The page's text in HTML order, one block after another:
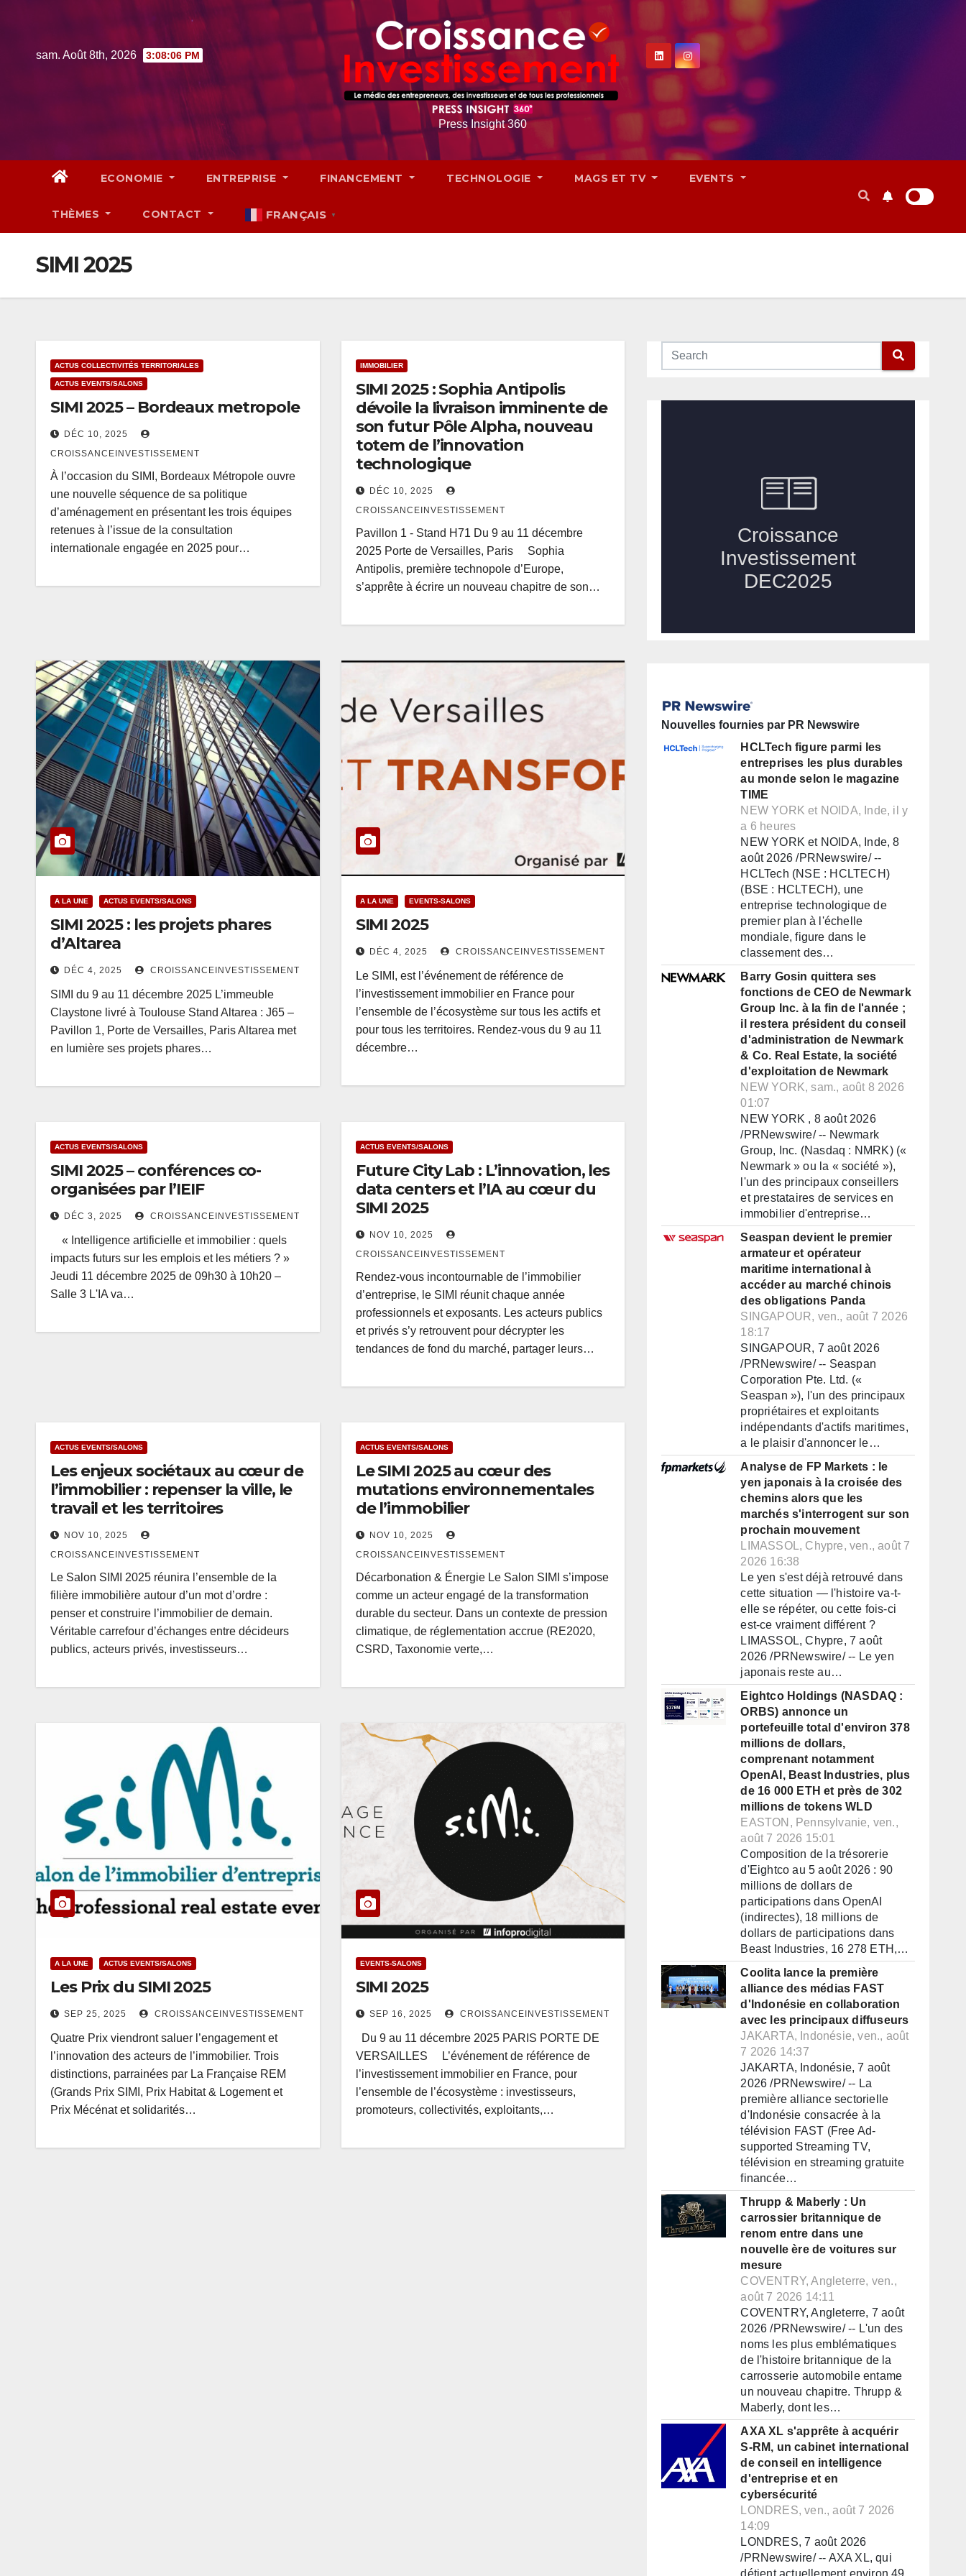
contentsam. Août 8th, 2026 3:08:07 PM
Press Insight 360
ECONOMIE ENTREPRISE FINANCEMENT TECHNOLOGIE MAGS ET TV EVENTS
THÈMES CONTACT FRANÇAIS ▼
SIMI 2025
ACTUS COLLECTIVITÉS TERRITORIALES
ACTUS EVENTS/SALONS
SIMI 2025 – Bordeaux metropole
DÉC 10, 2025
CROISSANCEINVESTISSEMENT
À l’occasion du SIMI, Bordeaux Métropole ouvre
une nouvelle séquence de sa politique
d’aménagement en présentant les trois équipes
retenues à l’issue de la consultation
internationale engagée en 2025 pour…
IMMOBILIER
SIMI 2025 : Sophia Antipolis
dévoile la livraison imminente de
son futur Pôle Alpha, nouveau
totem de l’innovation
technologique
DÉC 10, 2025
CROISSANCEINVESTISSEMENT
Pavillon 1 - Stand H71 Du 9 au 11 décembre
2025 Porte de Versailles, Paris Sophia
Antipolis, première technopole d’Europe,
s’apprête à écrire un nouveau chapitre de son…
A LA UNE ACTUS EVENTS/SALONS
SIMI 2025 : les projets phares
d’Altarea
DÉC 4, 2025 CROISSANCEINVESTISSEMENT
SIMI du 9 au 11 décembre 2025 L’immeuble
Claystone livré à Toulouse Stand Altarea : J65 –
Pavillon 1, Porte de Versailles, Paris Altarea met
en lumière ses projets phares…
A LA UNE EVENTS-SALONS
SIMI 2025
DÉC 4, 2025 CROISSANCEINVESTISSEMENT
Le SIMI, est l’événement de référence de
l’investissement immobilier en France pour
l’ensemble de l’écosystème sur tous les actifs et
pour tous les territoires. Rendez-vous du 9 au 11
décembre…
ACTUS EVENTS/SALONS
SIMI 2025 – conférences co-
organisées par l’IEIF
DÉC 3, 2025 CROISSANCEINVESTISSEMENT
« Intelligence artificielle et immobilier : quels
impacts futurs sur les emplois et les métiers ? »
Jeudi 11 décembre 2025 de 09h30 à 10h20 –
Salle 3 L'IA va…
ACTUS EVENTS/SALONS
Future City Lab : L’innovation, les
data centers et l’IA au cœur du
SIMI 2025
NOV 10, 2025
CROISSANCEINVESTISSEMENT
Rendez-vous incontournable de l’immobilier
d’entreprise, le SIMI réunit chaque année
professionnels et exposants. Les acteurs publics
et privés s’y retrouvent pour décrypter les
tendances de fond du marché, partager leurs…
ACTUS EVENTS/SALONS
Les enjeux sociétaux au cœur de
l’immobilier : repenser la ville, le
travail et les territoires
NOV 10, 2025
CROISSANCEINVESTISSEMENT
Le Salon SIMI 2025 réunira l’ensemble de la
filière immobilière autour d’un mot d’ordre :
penser et construire l’immobilier de demain.
Véritable carrefour d’échanges entre décideurs
publics, acteurs privés, investisseurs…
ACTUS EVENTS/SALONS
Le SIMI 2025 au cœur des
mutations environnementales
de l’immobilier
NOV 10, 2025
CROISSANCEINVESTISSEMENT
Décarbonation & Énergie Le Salon SIMI s’impose
comme un acteur engagé de la transformation
durable du secteur. Dans un contexte de pression
climatique, de réglementation accrue (RE2020,
CSRD, Taxonomie verte,…
A LA UNE ACTUS EVENTS/SALONS
Les Prix du SIMI 2025
SEP 25, 2025 CROISSANCEINVESTISSEMENT
Quatre Prix viendront saluer l’engagement et
l’innovation des acteurs de l’immobilier. Trois
distinctions, parrainées par La Française REM
(Grands Prix SIMI, Prix Habitat & Logement et
Prix Mécénat et solidarités…
EVENTS-SALONS
SIMI 2025
SEP 16, 2025 CROISSANCEINVESTISSEMENT
Du 9 au 11 décembre 2025 PARIS PORTE DE
VERSAILLES L’événement de référence de
l’investissement immobilier en France, pour
l’ensemble de l’écosystème : investisseurs,
promoteurs, collectivités, exploitants,…
Nouvelles fournies par PR Newswire
HCLTech figure parmi les
entreprises les plus durables
au monde selon le magazine
TIME
NEW YORK et NOIDA, Inde, il y
a 6 heures
NEW YORK et NOIDA, Inde, 8
août 2026 /PRNewswire/ --
HCLTech (NSE : HCLTECH)
(BSE : HCLTECH), une
entreprise technologique de
premier plan à l'échelle
mondiale, figure dans le
classement des…
Barry Gosin quittera ses
fonctions de CEO de Newmark
Group Inc. à la fin de l'année ;
il restera président du conseil
d'administration de Newmark
& Co. Real Estate, la société
d'exploitation de Newmark
NEW YORK, sam., août 8 2026
01:07
NEW YORK , 8 août 2026
/PRNewswire/ -- Newmark
Group, Inc. (Nasdaq : NMRK) («
Newmark » ou la « société »),
l'un des principaux conseillers
et prestataires de services en
immobilier d'entreprise…
Seaspan devient le premier
armateur et opérateur
maritime international à
accéder au marché chinois
des obligations Panda
SINGAPOUR, ven., août 7 2026
18:17
SINGAPOUR, 7 août 2026
/PRNewswire/ -- Seaspan
Corporation Pte. Ltd. («
Seaspan »), l'un des principaux
propriétaires et exploitants
indépendants d'actifs maritimes,
a le plaisir d'annoncer le…
Analyse de FP Markets : le
yen japonais à la croisée des
chemins alors que les
marchés s'interrogent sur son
prochain mouvement
LIMASSOL, Chypre, ven., août 7
2026 16:38
Le yen s'est déjà retrouvé dans
cette situation — l'histoire va-t-
elle se répéter, ou cette fois-ci
est-ce vraiment différent ?
LIMASSOL, Chypre, 7 août
2026 /PRNewswire/ -- Le yen
japonais reste au…
Eightco Holdings (NASDAQ :
ORBS) annonce un
portefeuille total d'environ 378
millions de dollars,
comprenant notamment
OpenAI, Beast Industries, plus
de 16 000 ETH et près de 302
millions de tokens WLD
EASTON, Pennsylvanie, ven.,
août 7 2026 15:01
Composition de la trésorerie
d'Eightco au 5 août 2026 : 90
millions de dollars de
participations dans OpenAI
(indirectes), 18 millions de
dollars de participations dans
Beast Industries, 16 278 ETH,…
Coolita lance la première
alliance des médias FAST
d'Indonésie en collaboration
avec les principaux diffuseurs
JAKARTA, Indonésie, ven., août
7 2026 14:37
JAKARTA, Indonésie, 7 août
2026 /PRNewswire/ -- La
première alliance sectorielle
d'Indonésie consacrée à la
télévision FAST (Free Ad-
supported Streaming TV,
télévision en streaming gratuite
financée…
Thrupp & Maberly : Un
carrossier britannique de
renom entre dans une
nouvelle ère de voitures sur
mesure
COVENTRY, Angleterre, ven.,
août 7 2026 14:11
COVENTRY, Angleterre, 7 août
2026 /PRNewswire/ -- L'un des
noms les plus emblématiques
de l'histoire britannique de la
carrosserie automobile entame
un nouveau chapitre. Thrupp &
Maberly, dont les…
AXA XL s'apprête à acquérir
S-RM, un cabinet international
de conseil en intelligence
d'entreprise et en
cybersécurité
LONDRES, ven., août 7 2026
14:09
LONDRES, 7 août 2026
/PRNewswire/ -- AXA XL, qui
détient actuellement environ 49